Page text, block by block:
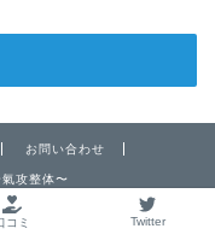
お問い合わせ
攻整体〜
コミ Twitter